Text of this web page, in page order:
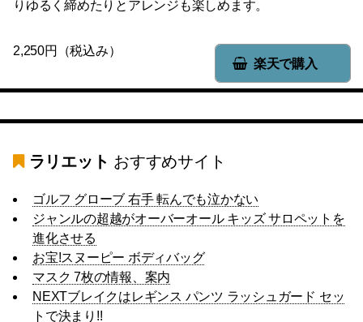
りゆるく締めたりとアレンジも楽しめます。
楽天で購入
2,250円（税込み）
ラリエット おすすめサイト
ゴルフ グローブ 右手 転んでも泣かない
ジャンルの超越がオーバーオール キッズ サロペットを
進化させる
お宝!スヌーピー ボディバッグ
マスク 7枚の情報、案内
NEXTブレイクはレギンス パンツ ラッシュガード セッ
トで決まり!!